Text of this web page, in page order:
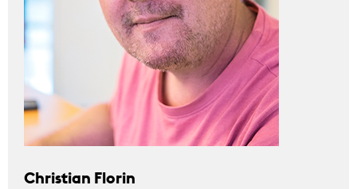
Christian Florin